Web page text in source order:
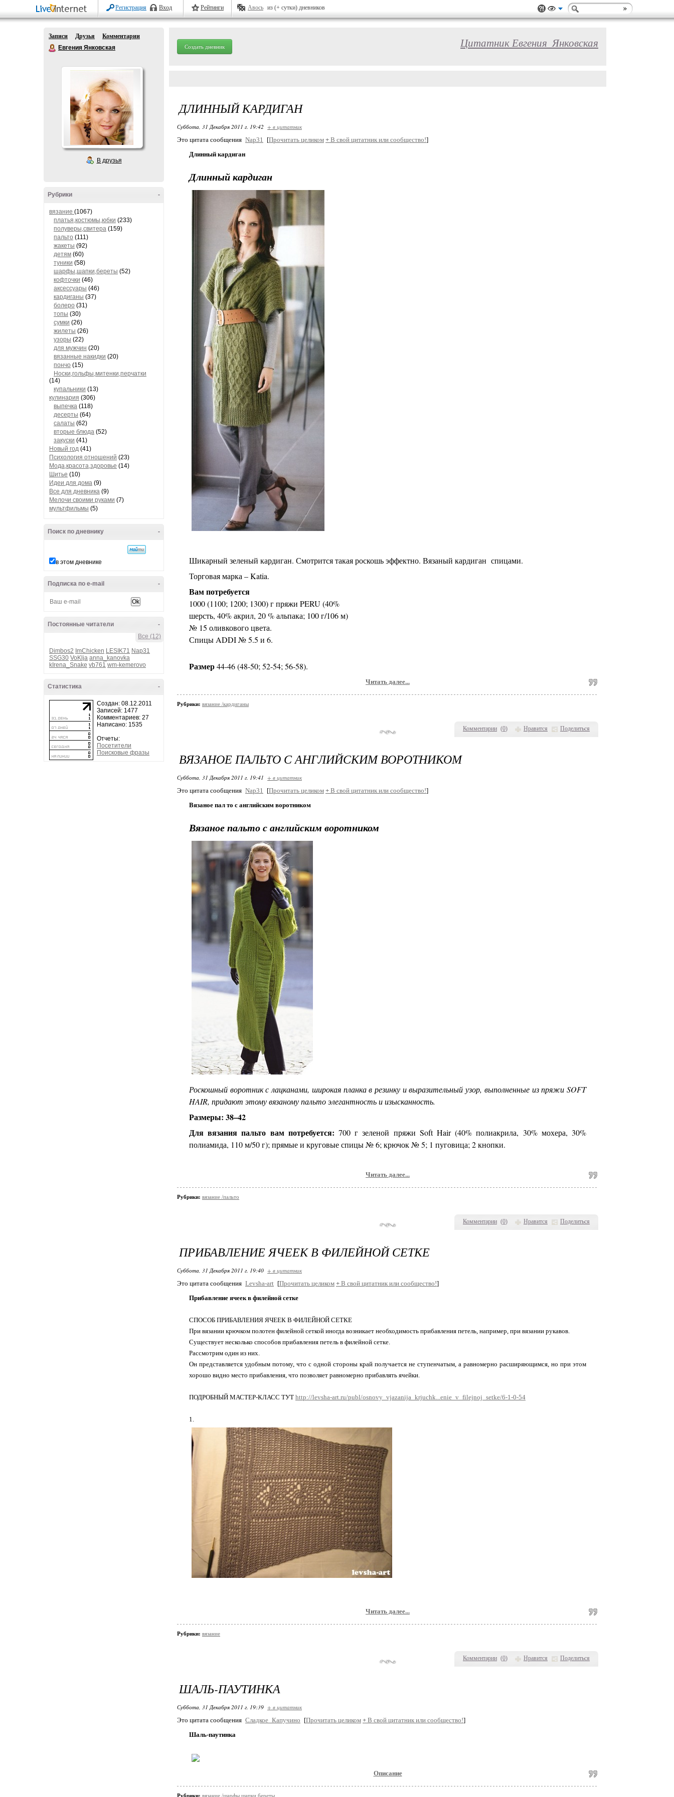
Регистрация Вход Рейтинги Авось из (+ сутки) дневников
Записи Друзья
Комментарии
Евгения Янковская
В друзья
-
Рубрики
вязание (1067)
платья,костюмы,юбки (233)
полуверы,свитера (159)
пальто (111)
жакеты (92)
детям (60)
туники (58)
шарфы,шапки,береты (52)
кофточки (46)
аксессуары (46)
кардиганы (37)
болеро (31)
топы (30)
сумки (26)
жилеты (26)
узоры (22)
для мужчин (20)
вязанные накидки (20)
пончо (15)
Носки,гольфы,митенки,перчатки
(14)
купальники (13)
кулинария (306)
выпечка (118)
десерты (64)
салаты (62)
вторые блюда (52)
закуски (41)
Новый год (41)
Психология отношений (23)
Мода,красота,здоровье (14)
Шитье (10)
Идеи для дома (9)
Все для дневника (9)
Мелочи своими руками (7)
мультфильмы (5)
-
Поиск по дневнику
в этом дневнике
-
Подписка по e-mail
-
Постоянные читатели
Все (12)
Dimbos2 ImChicken LESIK71 Nap31
SSG30 VoKlja anna_kanovka
kIrena_Snake vb761 wm-kemerovo
-
Статистика
Создан: 08.12.2011
Записей: 1477
Комментариев: 27
Написано: 1535
Отчеты:
Посетители
Поисковые фразы
Создать дневник Цитатник Евгения_Янковская
Комментарии (0) Нравится Поделиться
ДЛИННЫЙ КАРДИГАН
Суббота, 31 Декабря 2011 г. 19:42 + в цитатник
Это цитата сообщения Nap31 [Прочитать целиком + В свой цитатник или сообщество!]
Длинный кардиган
Длинный кардиган
Шикарный зеленый кардиган. Смотрится такая роскошь эффектно. Вязаный кардиган спицами.
Торговая марка – Katia.
Вам потребуется
1000 (1100; 1200; 1300) г пряжи PERU (40%
шерсть, 40% акрил, 20 % альпака; 100 г/106 м)
№ 15 оливкового цвета.
Спицы ADDI № 5.5 и 6.
Размер44-46 (48-50; 52-54; 56-58).
Читать далее...
Рубрики: вязание /кардиганы
Комментарии (0) Нравится Поделиться
ВЯЗАНОЕ ПАЛЬТО С АНГЛИЙСКИМ ВОРОТНИКОМ
Суббота, 31 Декабря 2011 г. 19:41 + в цитатник
Это цитата сообщения Nap31 [Прочитать целиком + В свой цитатник или сообщество!]
Вязаное пал то с английским воротником
Вязаное пальто с английским воротником
Роскошный воротник с лацканами, широкая планка в резинку и выразительный узор, выполненные из пряжи SOFT
HAIR, придают этому вязаному пальто элегантность и изысканность.
Размеры: 38–42
Для вязания пальто вам потребуется: 700 г зеленой пряжи Soft Hair (40% полиакрила, 30% мохера, 30%
полиамида, 110 м/50 г); прямые и круговые спицы № 6; крючок № 5; 1 пуговица; 2 кнопки.
Читать далее...
Рубрики: вязание /пальто
Комментарии (0) Нравится Поделиться
ПРИБАВЛЕНИЕ ЯЧЕЕК В ФИЛЕЙНОЙ СЕТКЕ
Суббота, 31 Декабря 2011 г. 19:40 + в цитатник
Это цитата сообщения Levsha-art [Прочитать целиком + В свой цитатник или сообщество!]
Прибавление ячеек в филейной сетке
СПОСОБ ПРИБАВЛЕНИЯ ЯЧЕЕК В ФИЛЕЙНОЙ СЕТКЕ
При вязании крючком полотен филейной сеткой иногда возникает необходимость прибавления петель, например, при вязании рукавов.
Существует несколько способов прибавления петель в филейной сетке.
Рассмотрим один из них.
Он представляется удобным потому, что с одной стороны край получается не ступенчатым, а равномерно расширяющимся, но при этом
хорошо видно место прибавления, что позволяет равномерно прибавлять ячейки.
ПОДРОБНЫЙ МАСТЕР-КЛАСС ТУТ http://levsha-art.ru/publ/osnovy_vjazanija_krjuchk...enie_v_filejnoj_setke/6-1-0-54
1.
Читать далее...
Рубрики: вязание
ШАЛЬ-ПАУТИНКА
Суббота, 31 Декабря 2011 г. 19:39 + в цитатник
Это цитата сообщения Сладкое_Капучино [Прочитать целиком + В свой цитатник или сообщество!]
Шаль-паутинка
Описание
Рубрики: вязание /шарфы,шапки,береты